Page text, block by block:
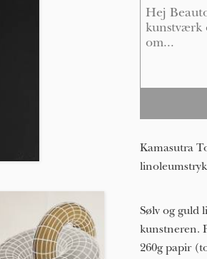
Kamasutra
Sølv og guld
kunstneren.
260g papir